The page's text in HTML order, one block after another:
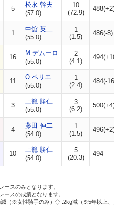
5
松永 幹夫
(57.0)
10
(72.9)
488(+2)
1
中舘 英二
(55.0)
1
(1.5)
486(-8)
16
M.デムーロ
(55.0)
2
(4.1)
11
O.ペリエ
(55.0)
1
(2.4)
484(-
3
上籠 勝仁
(55.0)
3
(6.2)
500(+4)
4
藤田 伸二
(54.0)
1
(1.5)
496(+2)
10
上籠 勝仁
(54.0)
5
(20.3)
494
スのみとなります。
スの成績となります。
減（※女性騎手のみ）
:2kg減（※5年以上、